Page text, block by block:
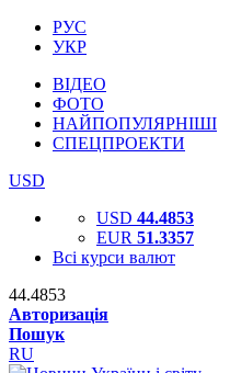
РУС
УКР
ВІДЕО
ФОТО
НАЙПОПУЛЯРНІШІ
СПЕЦПРОЕКТИ
USD
USD 44.4853
EUR 51.3357
Всі курси валют
44.4853
Авторизація
Пошук
RU